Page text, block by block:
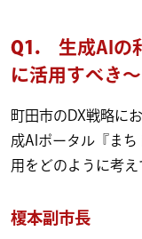
Q1. 生成AIの
に活用すべき～
町田市のDX戦略に
成AIポータル『ま
用をどのように考え
榎本副市長